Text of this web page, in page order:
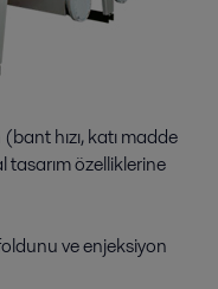
hızı, katı madde
tasarım özelliklerine
ve enjeksiyon